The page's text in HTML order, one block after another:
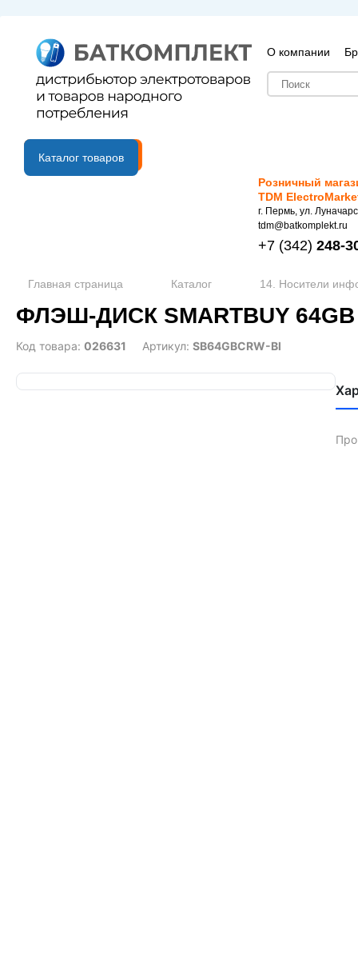
О компании
B2B портал
Каталог товаров
Розничный
TDM
г. Пермь, ул.
tdm@batkomplekt.ru
+7 (342) 248-
Главная страница Каталог 14. Носители
ФЛЭШ-ДИСК SMARTBUY
Код товара: 026631 Артикул: SB64GBCRW-Bl